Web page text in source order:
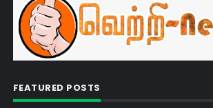
FEATURED POSTS